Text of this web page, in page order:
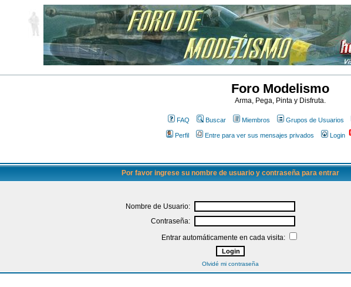
Foro Modelismo
Arma, Pega, Pinta y Disfruta.
FAQ Buscar Miembros Grupos de Usuarios
Perfil Entre para ver sus mensajes privados Login
Por favor ingrese su nombre de usuario y contraseña para entrar
Nombre de Usuario:
Contraseña:
Entrar automáticamente en cada visita:
Olvidé mi contraseña